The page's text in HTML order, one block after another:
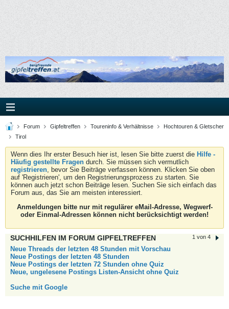
Forum Gipfeltreffen Toureninfo & Verhältnisse
Hochtouren & Gletscher
Tirol
Wenn dies Ihr erster Besuch hier ist, lesen Sie bitte zuerst die Hilfe -
Häufig gestellte Fragen durch. Sie müssen sich vermutlich
registrieren, bevor Sie Beiträge verfassen können. Klicken Sie oben
auf 'Registrieren', um den Registrierungsprozess zu starten. Sie
können auch jetzt schon Beiträge lesen. Suchen Sie sich einfach das
Forum aus, das Sie am meisten interessiert.
Anmeldungen bitte nur mit regulärer eMail-Adresse, Wegwerf-
oder Einmal-Adressen können nicht berücksichtigt werden!
1 von 4
SUCHHILFEN IM FORUM GIPFELTREFFEN
Neue Threads der letzten 48 Stunden mit Vorschau
Neue Postings der letzten 48 Stunden
Neue Postings der letzten 72 Stunden ohne Quiz
Neue, ungelesene Postings Listen-Ansicht ohne Quiz
Suche mit Google